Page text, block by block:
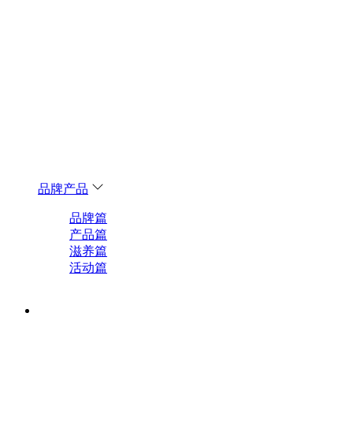
品牌产品
品牌篇
产品篇
滋养篇
活动篇